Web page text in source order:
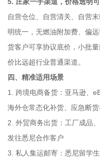
自营仓位、自营清关、自营
明统一，无燃油附加费、偏
货客户可享协议底价，小批
价比远超行业普通渠道。
四、精准适用场景
1. 跨境电商备货：亚马逊、
海外仓常态化补货、应急断
2. 外贸商务出货：工厂成品
发往悉尼合作客户
3. 私人集运邮寄：悉尼留学